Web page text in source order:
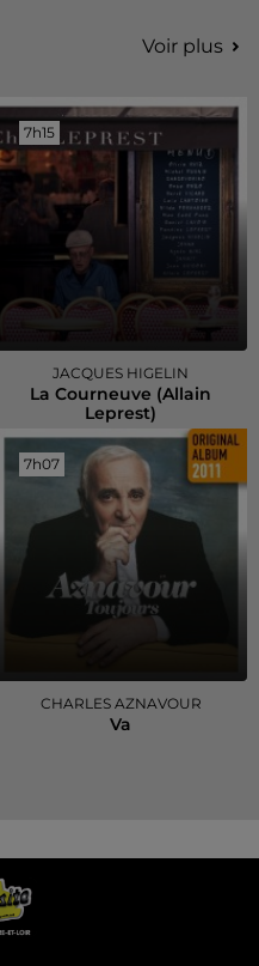
Voir plus
7h15
7h15
JACQUES HIGELIN
La Courneuve (allain
Leprest)
7h07
7h07
CHARLES AZNAVOUR
Va